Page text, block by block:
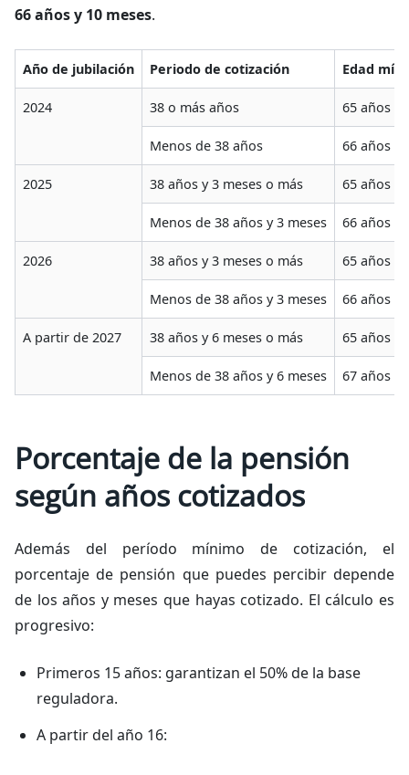
66 años y 10 meses.
Año de jubilación Periodo de cotización Edad
2024 38 o más años 65 años
Menos de 38 años 66 años y
2025 38 años y 3 meses o más 65 años
Menos de 38 años y 3 meses 66 años y
2026 38 años y 3 meses o más 65 años
Menos de 38 años y 3 meses 66 años y
A partir de 2027 38 años y 6 meses o más 65 años
Menos de 38 años y 6 meses 67 años
Porcentaje de la pensión
según años cotizados
Además del período mínimo de cotización, el
porcentaje de pensión que puedes percibir depende
de los años y meses que hayas cotizado. El cálculo es
progresivo:
Primeros 15 años: garantizan el 50% de la base
reguladora.
A partir del año 16: